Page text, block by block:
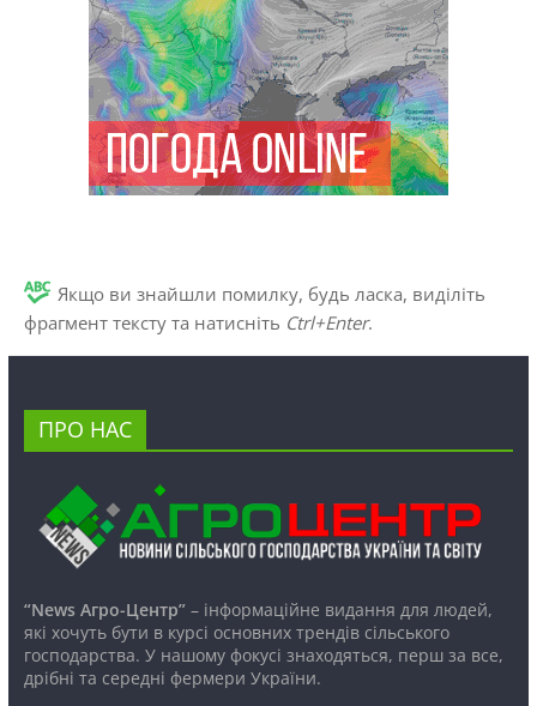
Якщо ви знайшли помилку, будь ласка, виділіть
фрагмент тексту та натисніть Ctrl+Enter.
ПРО НАС
“News Агро-Центр”– інформаційне видання для людей,
які хочуть бути в курсі основних трендів сільського
господарства. У нашому фокусі знаходяться, перш за все,
дрібні та середні фермери України.